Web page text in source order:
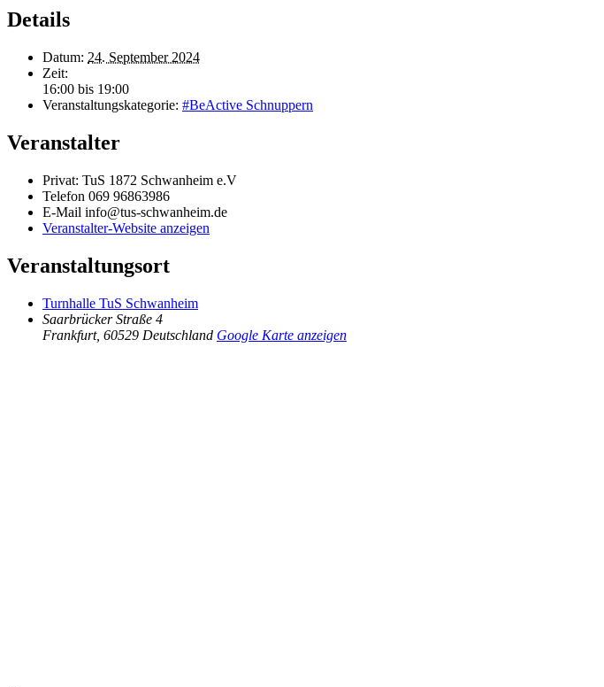
Details
Datum: 24. September 2024
Zeit:
16:00 bis 19:00
Veranstaltungskategorie: #BeActive Schnuppern
Veranstalter
Privat: TuS 1872 Schwanheim e.V
Telefon 069 96863986
E-Mail info@tus-schwanheim.de
Veranstalter-Website anzeigen
Veranstaltungsort
Turnhalle TuS Schwanheim
Saarbrücker Straße 4
Frankfurt, 60529 Deutschland Google Karte anzeigen